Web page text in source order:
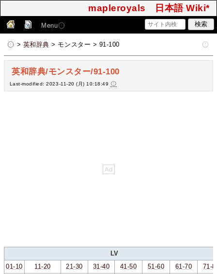
mapleroyals 日本語 Wiki*
Menu
> 英和辞典 > モンスター > 91-100
英和辞典/モンスター/91-100
Last-modified: 2023-11-20 (月) 10:18:49
LV
01-10
11-20 21-30 31-40 41-50 51-60 61-70
71-